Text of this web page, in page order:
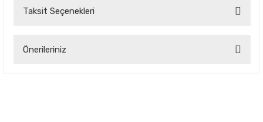
Taksit Seçenekleri
Önerileriniz